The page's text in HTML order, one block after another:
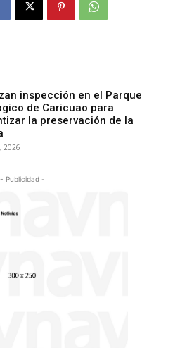
inspección en el Parque
de Caricuao para
la preservación de la
2026
- Publicidad -